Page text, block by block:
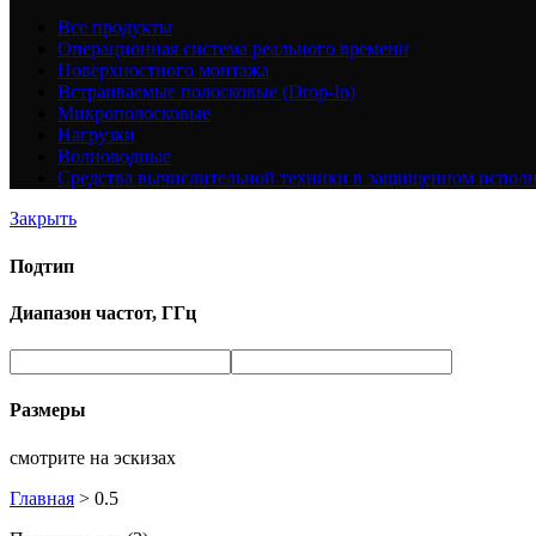
Все продукты
Операционная система реального времени
Поверхностного монтажа
Встраиваемые полосковые (Drop-In)
Микрополосковые
Нагрузки
Волноводные
Средства вычислительной техники в защищенном
Закрыть
Подтип
Диапазон частот, ГГц
Размеры
смотрите на эскизах
Главная > 0.5